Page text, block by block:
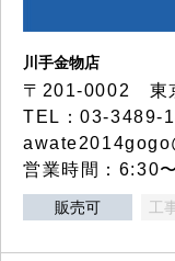
川手金物店
〒201-0002 東
TEL：03-3489-
営業時間：6:30
販売可 工